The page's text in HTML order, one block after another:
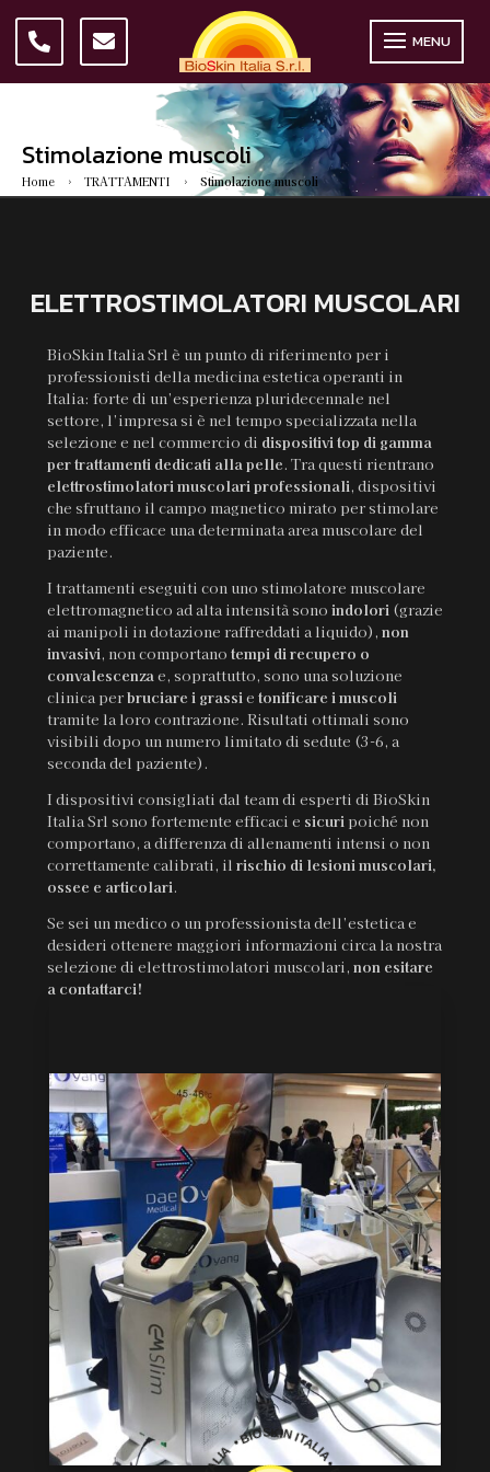
MENU
Stimolazione muscoli
Home 5 TRATTAMENTI 5 Stimolazione muscoli
ELETTROSTIMOLATORI MUSCOLARI
BioSkin Italia Srl è un punto di riferimento per i
professionisti della medicina estetica operanti in
Italia: forte di un’esperienza pluridecennale nel
settore, l’impresa si è nel tempo specializzata nella
selezione e nel commercio di dispositivi top di gamma
per trattamenti dedicati alla pelle. Tra questi rientrano
elettrostimolatori muscolari professionali, dispositivi
che sfruttano il campo magnetico mirato per stimolare
in modo efficace una determinata area muscolare del
paziente.
I trattamenti eseguiti con uno stimolatore muscolare
elettromagnetico ad alta intensità sono indolori (grazie
ai manipoli in dotazione raffreddati a liquido), non
invasivi, non comportano tempi di recupero o
convalescenza e, soprattutto, sono una soluzione
clinica perbruciare i grassi e tonificare i muscoli
tramite la loro contrazione. Risultati ottimali sono
visibili dopo un numero limitato di sedute (3-6, a
seconda del paziente).
I dispositivi consigliati dal team di esperti di BioSkin
Italia Srl sono fortemente efficaci e sicuri poiché non
comportano, a differenza di allenamenti intensi o non
correttamente calibrati, il rischio di lesioni muscolari,
ossee e articolari.
Se sei un medico o un professionista dell’estetica e
desideri ottenere maggiori informazioni circa la nostra
selezione di elettrostimolatori muscolari, non esitare
a contattarci!